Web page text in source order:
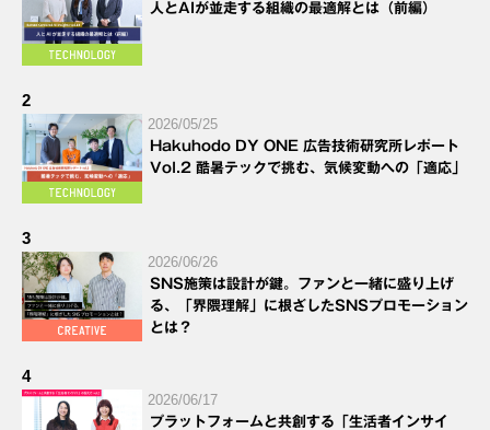
人とAIが並走する組織の最適解とは（前編）
2
2026/05/25
Hakuhodo DY ONE 広告技術研究所レポート
Vol.2 酷暑テックで挑む、気候変動への「適応」
3
2026/06/26
SNS施策は設計が鍵。ファンと一緒に盛り上げ
る、「界隈理解」に根ざしたSNSプロモーション
とは？
4
2026/06/17
プラットフォームと共創する「生活者インサイ